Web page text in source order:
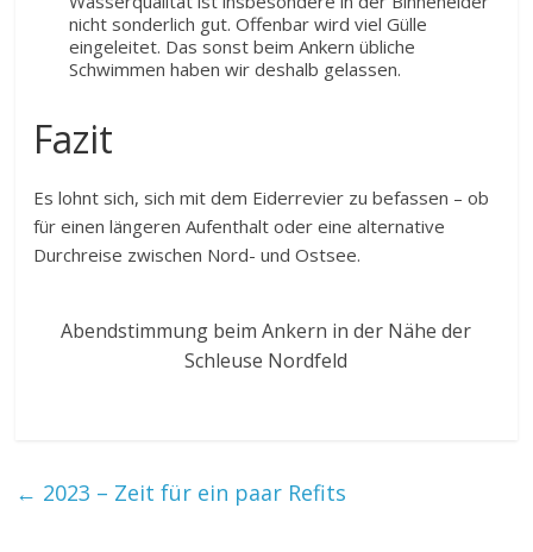
nicht sonderlich gut. Offenbar wird viel Gülle
eingeleitet. Das sonst beim Ankern übliche
Schwimmen haben wir deshalb gelassen.
Fazit
Es lohnt sich, sich mit dem Eiderrevier zu befassen – ob
für einen längeren Aufenthalt oder eine alternative
Durchreise zwischen Nord- und Ostsee.
Abendstimmung beim Ankern in der Nähe der
Schleuse Nordfeld
← 2023 – Zeit für ein paar Refits